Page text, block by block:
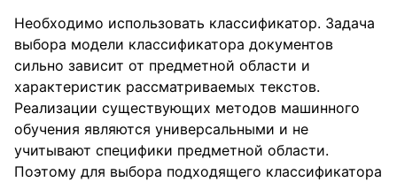
Необходимо использовать классификатор. Задача
выбора модели классификатора документов
сильно зависит от предметной области и
характеристик рассматриваемых текстов.
Реализации существующих методов машинного
обучения являются универсальными и не
учитывают специфики предметной области.
Поэтому для выбора подходящего классификатора